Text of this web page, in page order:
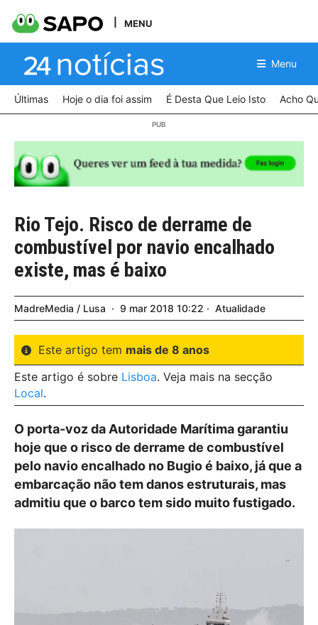
MENU
Menu
Últimas Hoje o dia foi assim É Desta Que Leio Isto Acho
Rio Tejo. Risco de derrame de
combustível por navio encalhado
existe, mas é baixo
MadreMedia / Lusa 9 mar 2018 10:22 Atualidade
Este artigo tem mais de 8 anos
Este artigo é sobre Lisboa. Veja mais na secção
Local.
O porta-voz da Autoridade Marítima garantiu
hoje que o risco de derrame de combustível
pelo navio encalhado no Bugio é baixo, já que a
embarcação não tem danos estruturais, mas
admitiu que o barco tem sido muito fustigado.